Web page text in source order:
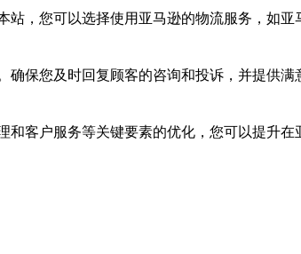
，您可以选择使用亚马逊的物流服务，如
保您及时回复顾客的咨询和投诉，并提供
客户服务等关键要素的优化，您可以提升